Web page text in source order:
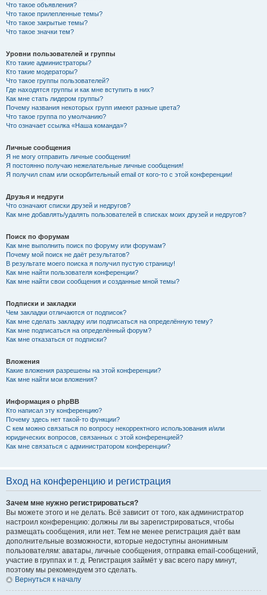
Что такое объявления?
Что такое прилепленные темы?
Что такое закрытые темы?
Что такое значки тем?
Уровни пользователей и группы
Кто такие администраторы?
Кто такие модераторы?
Что такое группы пользователей?
Где находятся группы и как мне вступить в них?
Как мне стать лидером группы?
Почему названия некоторых групп имеют разные цвета?
Что такое группа по умолчанию?
Что означает ссылка «Наша команда»?
Личные сообщения
Я не могу отправить личные сообщения!
Я постоянно получаю нежелательные личные сообщения!
Я получил спам или оскорбительный email от кого-то с этой конференции!
Друзья и недруги
Что означают списки друзей и недругов?
Как мне добавлять/удалять пользователей в списках моих друзей и недругов?
Поиск по форумам
Как мне выполнить поиск по форуму или форумам?
Почему мой поиск не даёт результатов?
В результате моего поиска я получил пустую страницу!
Как мне найти пользователя конференции?
Как мне найти свои сообщения и созданные мной темы?
Подписки и закладки
Чем закладки отличаются от подписок?
Как мне сделать закладку или подписаться на определённую тему?
Как мне подписаться на определённый форум?
Как мне отказаться от подписки?
Вложения
Какие вложения разрешены на этой конференции?
Как мне найти мои вложения?
Информация о phpBB
Кто написал эту конференцию?
Почему здесь нет такой-то функции?
С кем можно связаться по вопросу некорректного использования и/или
юридических вопросов, связанных с этой конференцией?
Как мне связаться с администратором конференции?
Вход на конференцию и регистрация
Зачем мне нужно регистрироваться?
Вы можете этого и не делать. Всё зависит от того, как администратор
настроил конференцию: должны ли вы зарегистрироваться, чтобы
размещать сообщения, или нет. Тем не менее регистрация даёт вам
дополнительные возможности, которые недоступны анонимным
пользователям: аватары, личные сообщения, отправка email-сообщений,
участие в группах и т. д. Регистрация займёт у вас всего пару минут,
поэтому мы рекомендуем это сделать.
Вернуться к началу